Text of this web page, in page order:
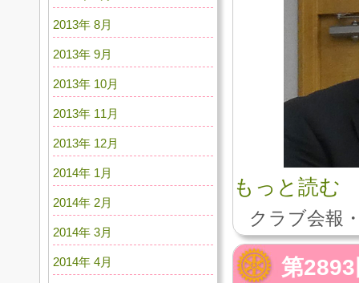
もっと読む
クラブ会報
第
2013年 8月
2013年 9月
2013年 10月
2013年 11月
2013年 12月
2014年 1月
2014年 2月
2014年 3月
2014年 4月